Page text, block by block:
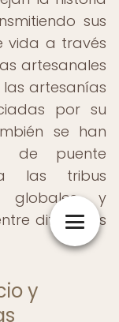
sus
vida a través
artesanales
artesanías
por su
se han
de puente
a las tribus
globales y
diferentes
y